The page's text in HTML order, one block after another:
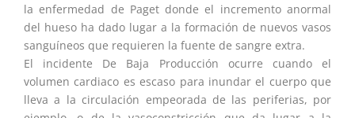
la enfermedad de Paget donde el incremento anormal
del hueso ha dado lugar a la formación de nuevos vasos
sanguíneos que requieren la fuente de sangre extra.
El incidente De Baja Producción ocurre cuando el
volumen cardiaco es escaso para inundar el cuerpo que
lleva a la circulación empeorada de las periferias, por